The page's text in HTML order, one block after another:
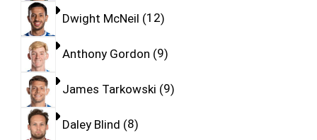
Dwight McNeil 12
Anthony Gordon 9
James Tarkowski 9
Daley Blind 8